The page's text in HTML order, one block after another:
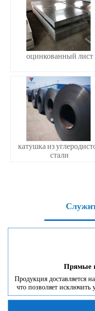
оцинкованный лист
катушка из
стали
Прямые
Продукция доставляется
что позволяет